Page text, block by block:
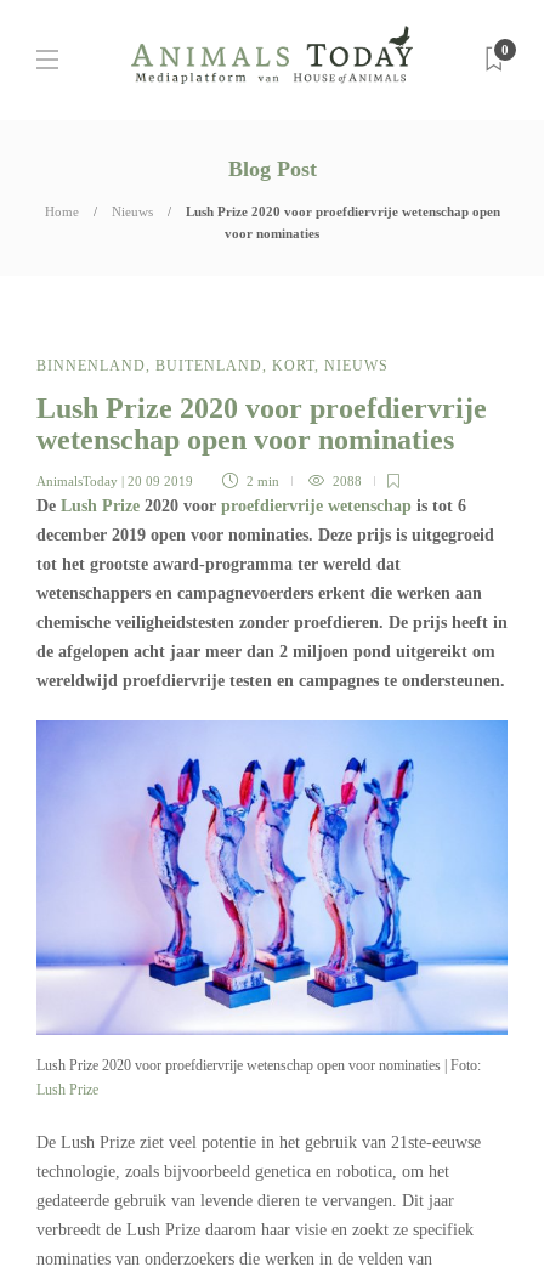
0
Blog Post
Home Nieuws
Lush Prize 2020 voor proefdiervrije wetenschap open
voor nominaties
BINNENLAND, BUITENLAND, KORT, NIEUWS
Lush Prize 2020 voor proefdiervrije
wetenschap open voor nominaties
AnimalsToday | 20 09 2019 2 min 2088
De Lush Prize 2020 voor proefdiervrije wetenschap is tot 6
december 2019 open voor nominaties. Deze prijs is uitgegroeid
tot het grootste award-programma ter wereld dat
wetenschappers en campagnevoerders erkent die werken aan
chemische veiligheidstesten zonder proefdieren. De prijs heeft in
de afgelopen acht jaar meer dan 2 miljoen pond uitgereikt om
wereldwijd proefdiervrije testen en campagnes te ondersteunen.
Lush Prize 2020 voor proefdiervrije wetenschap open voor nominaties | Foto:
Lush Prize
De Lush Prize ziet veel potentie in het gebruik van 21ste-eeuwse
technologie, zoals bijvoorbeeld genetica en robotica, om het
gedateerde gebruik van levende dieren te vervangen. Dit jaar
verbreedt de Lush Prize daarom haar visie en zoekt ze specifiek
nominaties van onderzoekers die werken in de velden van